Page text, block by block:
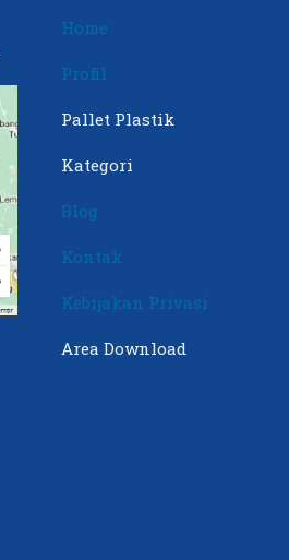
Home
Profil
Pallet Plastik
Kategori
Blog
Kontak
Kebijakan Privasi
Area Download